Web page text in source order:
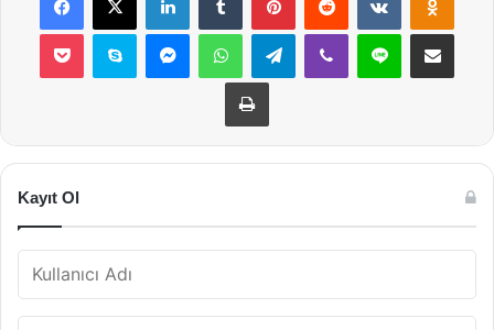
Pocket Skype MessengerWhatsAppTelegramViber Line E-Posta ile
Yazdır
Kayıt Ol